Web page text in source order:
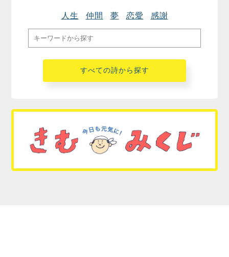
人生 仲間 夢 恋愛 感謝
すべての詩から探す